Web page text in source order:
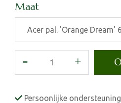
Maat
Persoonlijke ondersteuning